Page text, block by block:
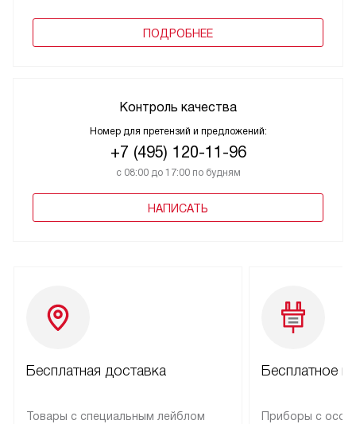
ПОДРОБНЕЕ
Контроль качества
Номер для претензий и предложений:
+7 (495) 120-11-96
с 08:00 до 17:00 по будням
НАПИСАТЬ
Бесплатная доставка
Товары с специальным лейблом
Бесплатное
Приборы с